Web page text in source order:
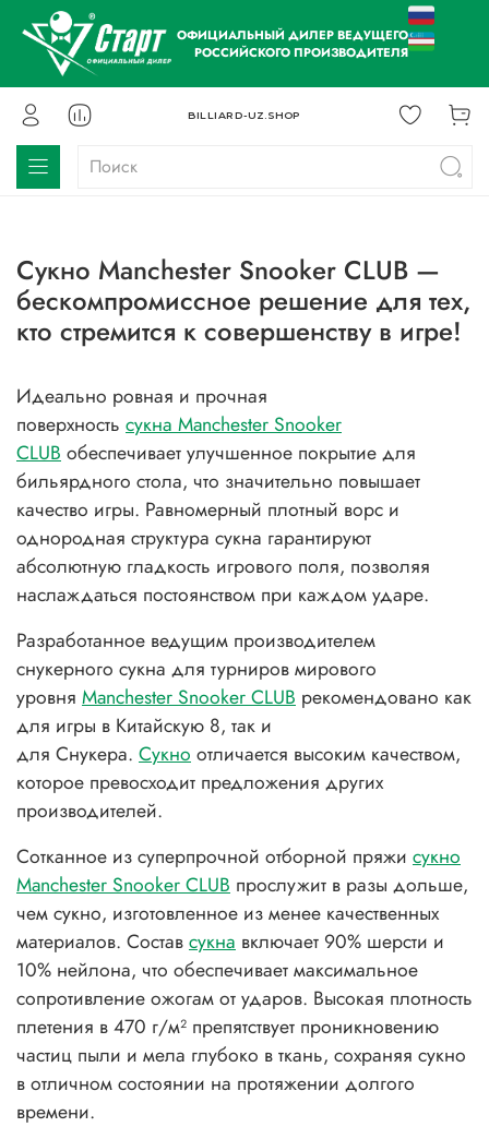
ОФИЦИАЛЬНЫЙ ДИЛЕР ВЕДУЩЕГО
РОССИЙСКОГО ПРОИЗВОДИТЕЛЯ
BILLIARD-UZ.SHOP
Сукно Manchester Snooker CLUB —
бескомпромиссное решение для тех,
кто стремится к совершенству в игре!
Идеально ровная и прочная
поверхность сукна Manchester Snooker
CLUB обеспечивает улучшенное покрытие для
бильярдного стола, что значительно повышает
качество игры. Равномерный плотный ворс и
однородная структура сукна гарантируют
абсолютную гладкость игрового поля, позволяя
наслаждаться постоянством при каждом ударе.
Разработанное ведущим производителем
снукерного сукна для турниров мирового
уровня Manchester Snooker CLUB рекомендовано как
для игры в Китайскую 8, так и
для Снукера. Сукно отличается высоким качеством,
которое превосходит предложения других
производителей.
Сотканное из суперпрочной отборной пряжи сукно
Manchester Snooker CLUB прослужит в разы дольше,
чем сукно, изготовленное из менее качественных
материалов. Составсукна включает 90% шерсти и
10% нейлона, что обеспечивает максимальное
сопротивление ожогам от ударов. Высокая плотность
плетения в 470 г/м² препятствует проникновению
частиц пыли и мела глубоко в ткань, сохраняя сукно
в отличном состоянии на протяжении долгого
времени.